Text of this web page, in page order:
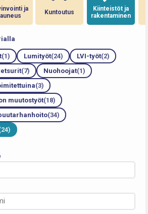
ja
Kuntoutus
Kiinteistöt ja
rakentaminen
(1) Lumityöt(24) LVI-työt(2)
(7) Nuohoojat(1)
(3)
muutostyöt(18)
(34)